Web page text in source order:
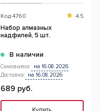
Код 4760 4.5
Набор алмазных
надфилей, 5 шт.
В наличии
Самовывоз: на 16.08.2026
Доставка: на 16.08.2026
689 руб.